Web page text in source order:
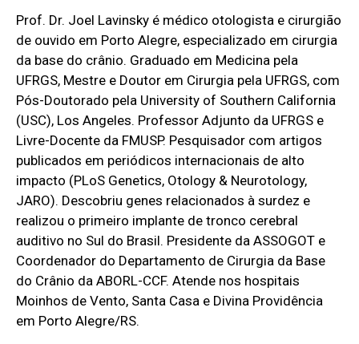
Prof. Dr. Joel Lavinsky é médico otologista e cirurgião
de ouvido em Porto Alegre, especializado em cirurgia
da base do crânio. Graduado em Medicina pela
UFRGS, Mestre e Doutor em Cirurgia pela UFRGS, com
Pós-Doutorado pela University of Southern California
(USC), Los Angeles. Professor Adjunto da UFRGS e
Livre-Docente da FMUSP. Pesquisador com artigos
publicados em periódicos internacionais de alto
impacto (PLoS Genetics, Otology & Neurotology,
JARO). Descobriu genes relacionados à surdez e
realizou o primeiro implante de tronco cerebral
auditivo no Sul do Brasil. Presidente da ASSOGOT e
Coordenador do Departamento de Cirurgia da Base
do Crânio da ABORL-CCF. Atende nos hospitais
Moinhos de Vento, Santa Casa e Divina Providência
em Porto Alegre/RS.